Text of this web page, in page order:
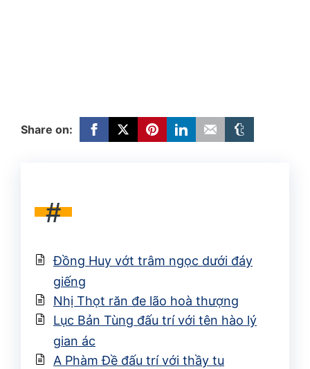
Share on:
#
Đồng Huy vớt trâm ngọc dưới đáy
giếng
Nhị Thọt răn đe lão hoà thượng
Lục Bản Tùng đấu trí với tên hào lý
gian ác
A Phàm Đề đấu trí với thầy tu